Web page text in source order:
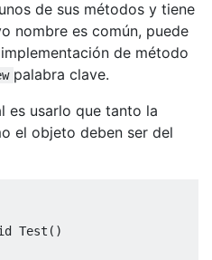
de sus métodos y tiene
nombre es común, puede
de método
palabra clave.
es usarlo que tanto la
el objeto deben ser del
Test ()